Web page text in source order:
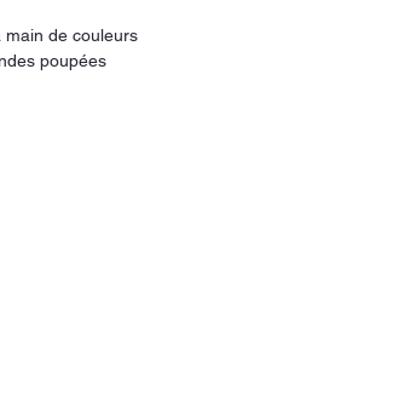
de couleurs
poupées
de Matriochka